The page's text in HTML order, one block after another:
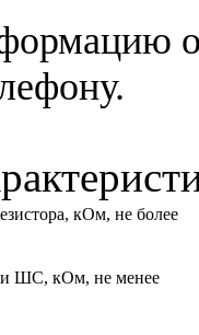
кОм, не более
ШС, кОм, не менее